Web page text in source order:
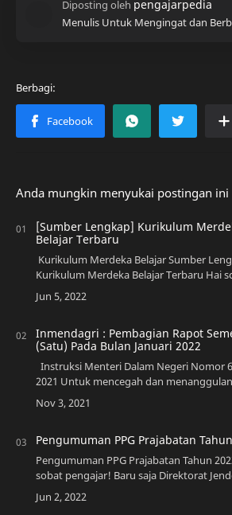
Menulis Untuk Mengingat dan
Anda mungkin menyukai postingan ini
[Sumber Lengkap] Kurikulum
Belajar Terbaru
Kurikulum Merdeka Belajar Sumber Lengkap
Kurikulum Merdeka Belajar Terbaru Hai sobat
pengajar, kurikulum Merdeka …
Inmendagri : Pembagian Rapot
(Satu) Pada Bulan Januari 2022
2021 Untuk mencegah dan menanggulangi
naiknya kasus pandemi covi…
Pengumuman PPG Prajabatan
Pengumuman PPG Prajabatan Tahun 2022
sobat pengajar! Baru saja Direktorat
Guru dan Tenaga Kependidi…